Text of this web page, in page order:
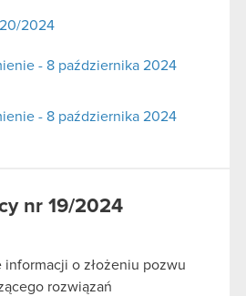
20/2024
- 8 października 2024
- 8 października 2024
nr 19/2024
informacji o złożeniu pozwu
rozwiązań